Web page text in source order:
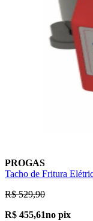
PROGAS
Tacho de Fritura
R$ 529,90
R$ 455,61no pix